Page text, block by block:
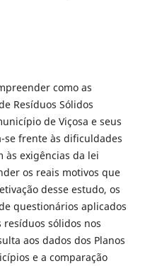
como as
Resíduos Sólidos
de Viçosa e seus
se frente às dificuldades
às exigências da lei
os reais motivos que
desse estudo, os
questionários aplicados
resíduos sólidos nos
aos dados dos Planos
e a comparação